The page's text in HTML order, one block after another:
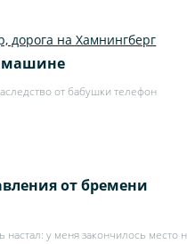
машине
от бабушки телефон
от бремени
настал: у меня закончилось место